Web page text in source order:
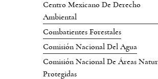
Centro Mexicano De Derecho
Ambiental
Combatientes Forestales
Comisión Nacional Del Agua
Comisión Nacional De Áreas
Protegidas